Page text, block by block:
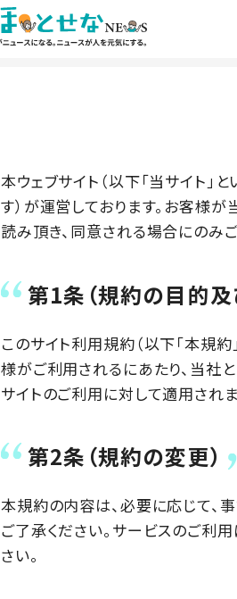
本ウェブサイト（以下「当サイト」
す）が運営しております。お客様
読み頂き、同意される場合にのみ
第1条（規約の目的及
このサイト利用規約（以下「本規
様がご利用されるにあたり、当社
サイトのご利用に対して適用されま
第2条（規約の変更）
本規約の内容は、必要に応じて、
ご了承ください。サービスのご利
さい。